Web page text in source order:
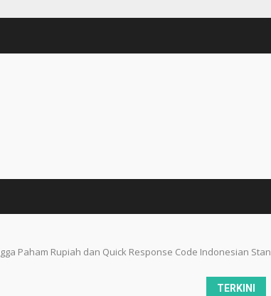
Paham Rupiah dan Quick Response Code Indonesian
TERKINI